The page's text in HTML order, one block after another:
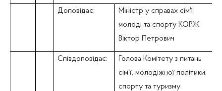
Доповідає:
Міністр у справах сім'ї,
молоді та спорту КОРЖ
Віктор Петрович
Співдоповідає:
Голова Комітету з питань
сім'ї, молодіжної політики,
спорту та туризму